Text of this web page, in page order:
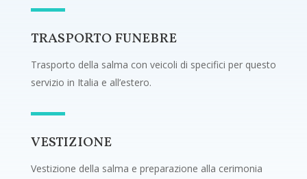
TRASPORTO FUNEBRE
Trasporto della salma con veicoli di specifici per questo
servizio in Italia e all’estero.
VESTIZIONE
Vestizione della salma e preparazione alla cerimonia